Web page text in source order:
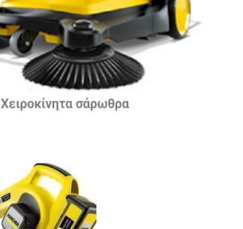
Χειροκίνητα σάρωθρα